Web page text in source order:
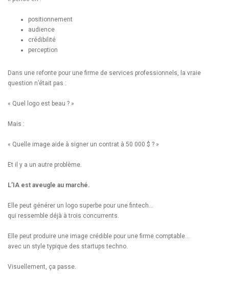
positionnement
audience
crédibilité
perception
Dans une refonte pour une firme de services professionnels, la vraie
question n’était pas :
« Quel logo est beau ? »
Mais :
« Quelle image aide à signer un contrat à 50 000 $ ? »
Et il y a un autre problème.
L’IA est aveugle au marché.
Elle peut générer un logo superbe pour une fintech…
qui ressemble déjà à trois concurrents.
Elle peut produire une image crédible pour une firme comptable…
avec un style typique des startups techno.
Visuellement, ça passe.